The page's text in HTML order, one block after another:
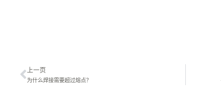
上一页
为什么焊接需要超过熔点？